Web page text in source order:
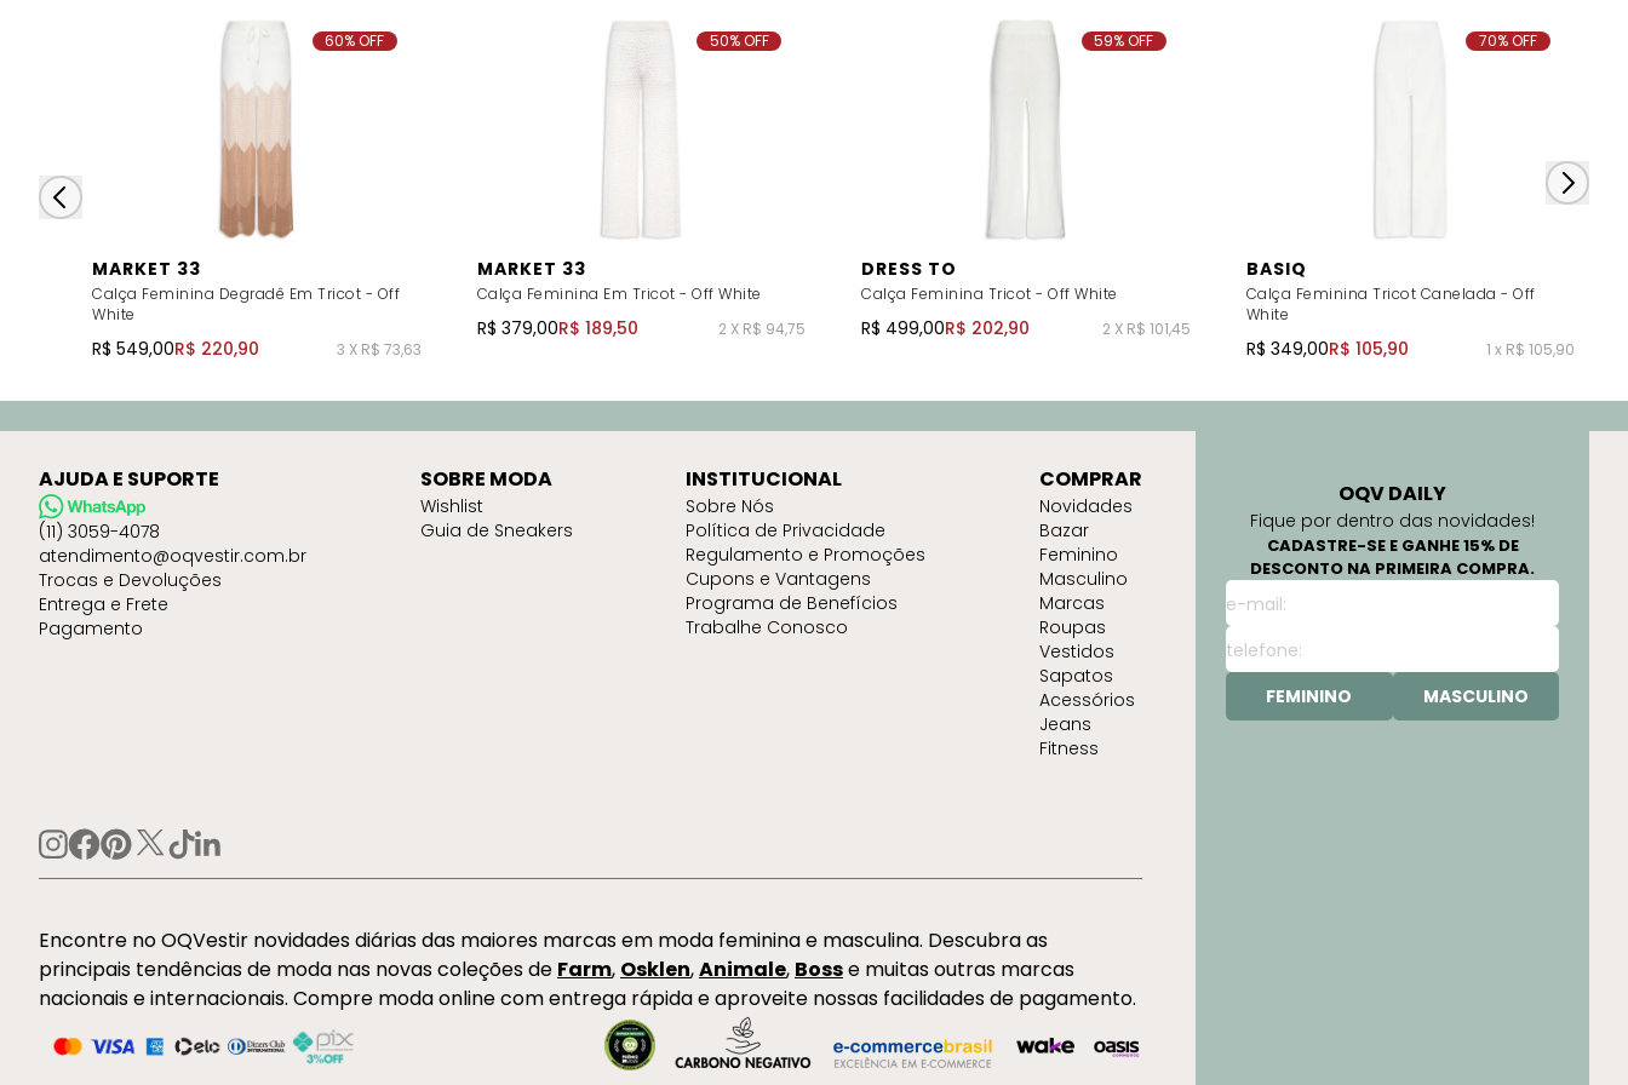
MARKET 33
Calça Feminina Degradê Em Tricot - Off
White
R$ 549,00R$ 220,90 3 X R$ 73,63
60% OFF
MARKET 33
Calça Feminina Em Tricot - Off White
R$ 379,00R$ 189,50 2 X R$ 94,75
50% OFF
DRESS TO
Calça Feminina Tricot - Off White
R$ 499,00R$ 202,90 2 X R$ 101,45
59% OFF
BASIQ
Calça Feminina Tricot Canelada - Off
White
R$ 349,00R$ 105,90 1 x R$ 105,90
70% OFF
OQV DAILY
Fique por dentro das novidades!
CADASTRE-SE E GANHE 15% DE
DESCONTO NA PRIMEIRA COMPRA.
FEMININO MASCULINO
AJUDA E SUPORTE
(11) 3059-4078
atendimento@oqvestir.com.br
Trocas e Devoluções
Entrega e Frete
Pagamento
SOBRE MODA
Wishlist
Guia de Sneakers
INSTITUCIONAL
Sobre Nós
Política de Privacidade
Regulamento e Promoções
Cupons e Vantagens
Programa de Benefícios
Trabalhe Conosco
COMPRAR
Novidades
Bazar
Feminino
Masculino
Marcas
Roupas
Vestidos
Sapatos
Acessórios
Jeans
Fitness
Encontre no OQVestir novidades diárias das maiores marcas em moda feminina e masculina. Descubra as
principais tendências de moda nas novas coleções de Farm, Osklen,Animale, Bosse muitas outras marcas
nacionais e internacionais. Compre moda online com entrega rápida e aproveite nossas facilidades de pagamento.